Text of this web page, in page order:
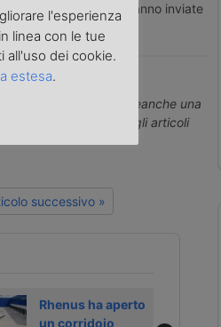
articoli pubblicati vanno inviate
e non perderti neanche una
ed i link di tutti gli articoli
successivo »
Rhenus ha aperto
un corridoio
l'esperienza
linea con le tue
all'uso dei cookie.
estesa.